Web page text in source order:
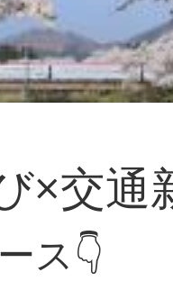
×交通
ス👇